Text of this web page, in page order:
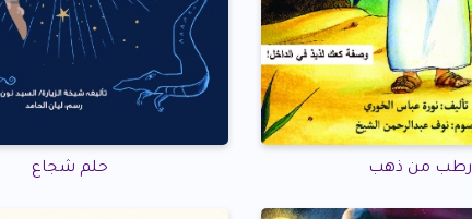
رطب من ذهب حلم شجاع